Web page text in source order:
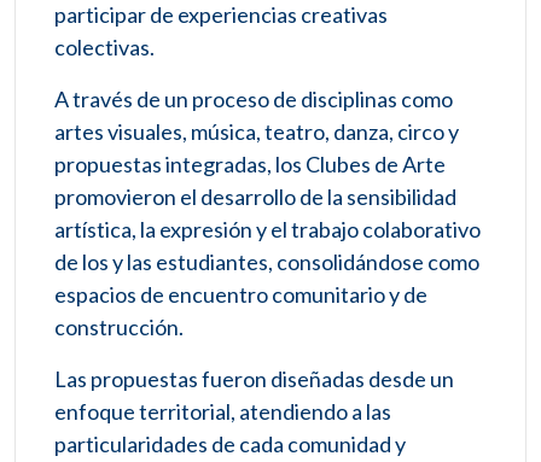
participar de experiencias creativas
colectivas.
A través de un proceso de disciplinas como
artes visuales, música, teatro, danza, circo y
propuestas integradas, los Clubes de Arte
promovieron el desarrollo de la sensibilidad
artística, la expresión y el trabajo colaborativo
de los y las estudiantes, consolidándose como
espacios de encuentro comunitario y de
construcción.
Las propuestas fueron diseñadas desde un
enfoque territorial, atendiendo a las
particularidades de cada comunidad y